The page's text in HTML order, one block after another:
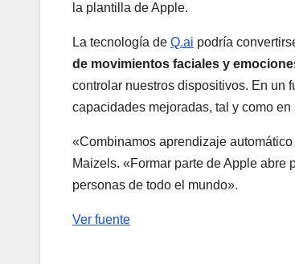
la plantilla de Apple.
La tecnología de Q.ai podría
de movimientos faciales y emocione
controlar nuestros dispositivos. En un
capacidades mejoradas, tal y como
«Combinamos aprendizaje
Maizels. «Formar parte de Apple
personas de todo el mundo».
Ver fuente